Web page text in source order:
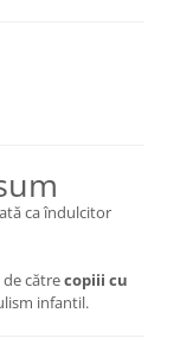
ca îndulcitor
cătrecopiii cu
infantil.